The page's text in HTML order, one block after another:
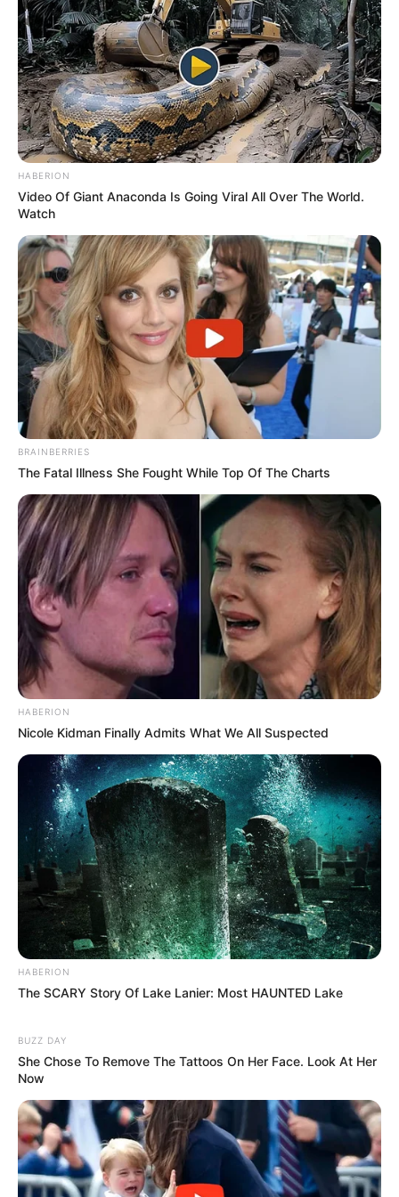
1 ECOUTE EN TETE
12 IMPERIL
15 ROYALCLETY
En cas de non-partant ou pour un champ élargi et par
ordre de préférence:
6 GAI LURON
13 FANFARON SPECIAL = 2ème
En complément de notre pronostic Quinté+ vous
retrouverez un peu plus bas sur cette même page la
sélection d’une vingtaine de pronos de la presse
spécialisée ex: (Bilto, Equidia, Geny Courses, Le Matin de
Lausanne, Le Parisien, RTL, Tiercé Magazine, Zeturf et bien
d’autres).
Egalement à votre disposition et dans le but de vous
faciliter l’analyse de ce quinté, vous pourrez découvrir
dernières statistiques des pronostiqueurs sur les courses
d’Obstacles.
POWERBALL N° CHANCE
Quel opérateur pour jouer le Tiercé Quarté
Quinté?
Vous pouvez parier le Quinté du jour chez l’un des
opérateurs ci-dessous, n’hésitez pas à comparer les offres
de chacun d’entre eux.
Et sans oublier le pronostic du Cheval du Jour!
L’arrivée du Quinté, qui est le gagnant du PRIX DU
HABERION
Video Of Giant Anaconda Is Going Viral All Over The World.
Watch
BRAINBERRIES
The Fatal Illness She Fought While Top Of The Charts
HABERION
Nicole Kidman Finally Admits What We All Suspected
HABERION
The SCARY Story Of Lake Lanier: Most HAUNTED Lake
BUZZ DAY
She Chose To Remove The Tattoos On Her Face. Look At Her
Now